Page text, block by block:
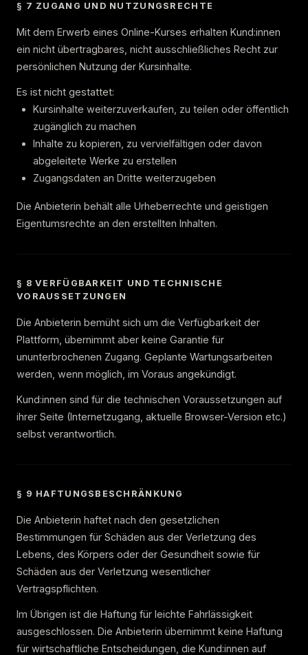
§ 7 ZUGANG UND NUTZUNGSRECHTE
Mit dem Erwerb eines Online-Kurses erhalten Kund:innen
ein nicht übertragbares, nicht ausschließliches Recht zur
persönlichen Nutzung der Kursinhalte.
Es ist nicht gestattet:
Kursinhalte weiterzuverkaufen, zu teilen oder öffentlich
zugänglich zu machen
Inhalte zu kopieren, zu vervielfältigen oder davon
abgeleitete Werke zu erstellen
Zugangsdaten an Dritte weiterzugeben
Die Anbieterin behält alle Urheberrechte und geistigen
Eigentumsrechte an den erstellten Inhalten.
§ 8 VERFÜGBARKEIT UND TECHNISCHE
VORAUSSETZUNGEN
Die Anbieterin bemüht sich um die Verfügbarkeit der
Plattform, übernimmt aber keine Garantie für
ununterbrochenen Zugang. Geplante Wartungsarbeiten
werden, wenn möglich, im Voraus angekündigt.
Kund:innen sind für die technischen Voraussetzungen auf
ihrer Seite (Internetzugang, aktuelle Browser-Version etc.)
selbst verantwortlich.
§ 9 HAFTUNGSBESCHRÄNKUNG
Die Anbieterin haftet nach den gesetzlichen
Bestimmungen für Schäden aus der Verletzung des
Lebens, des Körpers oder der Gesundheit sowie für
Schäden aus der Verletzung wesentlicher
Vertragspflichten.
Im Übrigen ist die Haftung für leichte Fahrlässigkeit
ausgeschlossen. Die Anbieterin übernimmt keine Haftung
für wirtschaftliche Entscheidungen, die Kund:innen auf